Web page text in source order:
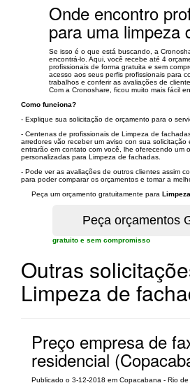
Onde encontro
para uma limpeza
Se isso é o que está buscando, a
encontrá-lo. Aqui, você recebe até 4
profissionais de forma gratuita e sem
acesso aos seus perfis profissionais para
trabalhos e conferir as avaliações de
Com a Cronoshare, ficou muito mais fácil
Como funciona?
- Explique sua solicitação de orçamento para o
- Centenas de profissionais de Limpeza de
arredores vão receber um aviso con sua solicitação
entrarão em contato com você, lhe oferecendo um
personalizadas para Limpeza de fachadas.
- Pode ver as avaliações de outros clientes assim
para poder comparar os orçamentos e tomar a
Peça um orçamento gratuitamente para
gratuito e sem compromisso
Outras
Limpeza de
Preço empresa de
residencial
Publicado o 3-12-2018 em Copacabana - Rio